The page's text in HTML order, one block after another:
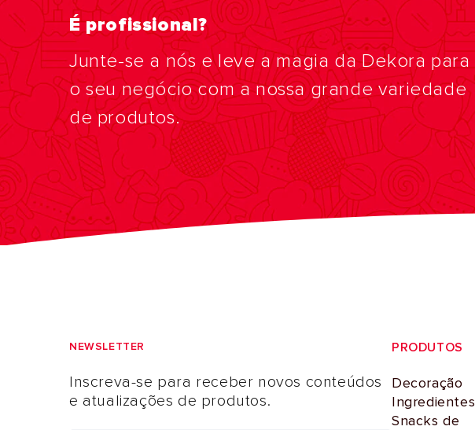
É profissional?
Junte-se a nós e leve a magia da Dekora para
o seu negócio com a nossa grande variedade
de produtos.
NEWSLETTER
Inscreva-se para receber novos conteúdos
e atualizações de produtos.
PRODUTOS
Decoração
Ingredientes
Snacks de